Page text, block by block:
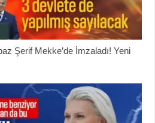
Şerif Mekke’de İmzaladı! Yeni